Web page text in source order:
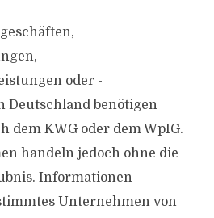
oder -
Deutschland benötigen
dem KWG oder dem WpIG.
handeln jedoch ohne die
Informationen
Unternehmen von